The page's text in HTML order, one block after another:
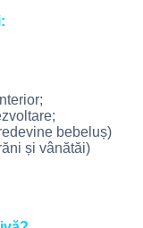
bebeluș)
și vânătăi)